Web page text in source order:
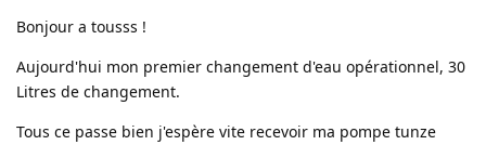
Bonjour a tousss !
Aujourd'hui mon premier changement d'eau opérationnel, 30
Litres de changement.
Tous ce passe bien j'espère vite recevoir ma pompe tunze